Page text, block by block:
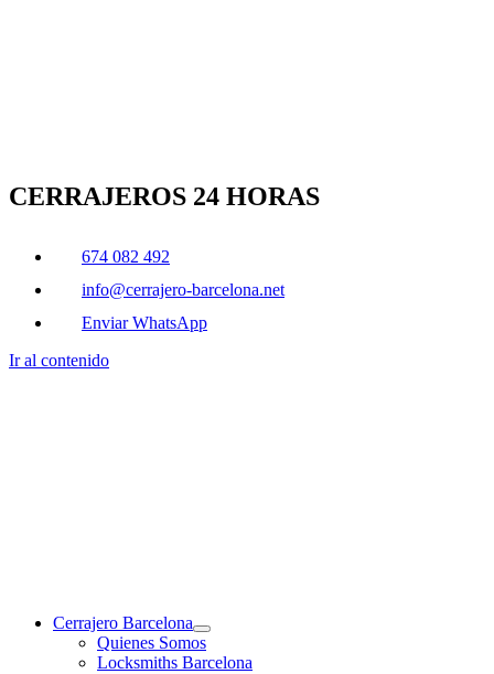
CERRAJEROS 24 HORAS
674 082 492
info@cerrajero-barcelona.net
Enviar WhatsApp
Ir al contenido
Cerrajero Barcelona
Quienes Somos
Locksmiths Barcelona